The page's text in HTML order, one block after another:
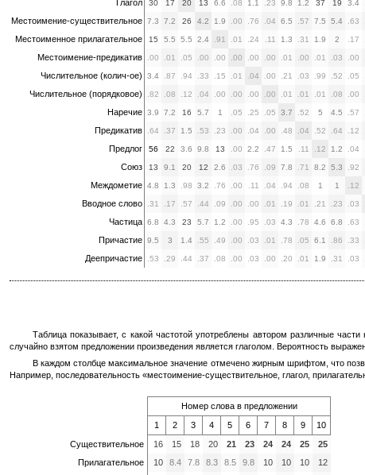
Глагол 30 17 20 13 6.6 .08 1.1 .23 9.8 1.2 37 19 3.4
Местоимение-существительное 7.3 7.2 26 4.2 1.9 .00 .76 .04 6.5 .57 7.5 5.4 .63
Местоименное прилагательное 15 5.5 5.5 2.4 .91 .01 .24 .11 1.3 .31 1.9 2 .17
Местоимение-предикатив .00 .01 .05 .00 .00 .00 .00 .00 .01 .00 .01 .03 .00
Числительное (колич-ое) 3.4 .87 .94 .33 .15 .01 .04 .00 .21 .03 .99 .52 .05
Числительное (порядковое) .82 .08 .12 .04 .00 .00 .00 .00 .01 .01 .01 .08 .00
Наречие 3.9 7.2 16 5.7 1 .05 .25 .05 3.7 .52 5 4.5 .57
Предикатив .64 .37 1.5 .53 .23 .00 .04 .00 .48 .04 .52 .64 .12
Предлог 56 22 3.6 9.8 13 .00 2.2 .47 1.5 .11 .12 1.2 .04
Союз 13 9.1 20 12 2.6 .03 .76 .09 7.8 .71 8.2 5.3 .92
Междометие 4.8 1.3 .98 3.2 .76 .00 .11 .04 .94 .08 1 1 .12
Вводное слово .31 .17 .57 .44 .09 .00 .00 .01 .19 .01 .21 .23 .03
Частица 6.8 4.3 23 5.7 1.2 .00 .95 .03 4.3 .78 4.6 6.8 .63
Причастие 9.5 3 1.4 .55 .49 .00 .03 .01 .78 .05 6.1 .86 .33
Деепричастие .53 .29 .44 .37 .08 .00 .03 .00 .20 .01 1.9 .31 .03
Таблица показывает, с какой частотой употреблены автором различные
случайно взятом предложении произведения является глаголом. Вероятность
В каждом столбце максимальное значение отмечено жирным шрифтом, что
Например, последовательность «местоимение-существительное, глагол,
Номер слова в предложении
1
2 3 4 5 6 7 8 9
10
Существительное
16 15 18 20 21 23 24 24 25
25
Прилагательное
10 8.4 7.8 8.3 8.5 9.8 10 10 10
12